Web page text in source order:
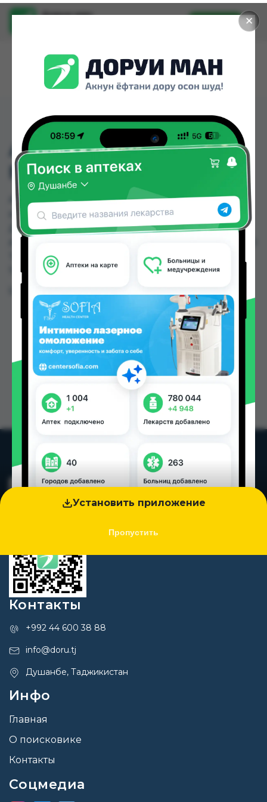
✕
Установить приложение
Пропустить
Доруи ман
Установить
АДАПТОЛ 500МГ ТАБ
№20
АДАПТОЛ 500МГ ТАБ №20 можно купить или
заказать в аптеках, Саховати Истаравшан, GS
Дорухона, Аптека АХРОМ, Аптека Нур (Nur),
TJS до 140.40 TJS в Душанбе и других городах
Таджикистана
Контакты
+992 44 600 38 88
info@doru.tj
Душанбе, Таджикистан
Инфо
Главная
О поисковике
Контакты
Соцмедиа